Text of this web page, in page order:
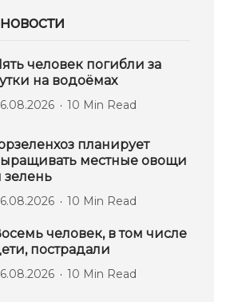
человек погибли за
на водоёмах
10 Min Read
планирует
местные овощи
зелень
10 Min Read
человек, в том числе
пострадали
10 Min Read